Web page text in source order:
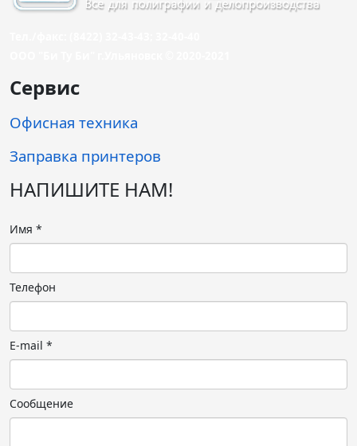
Сервис
Офисная техника
Заправка принтеров
НАПИШИТЕ НАМ!
Имя *
Телефон
E-mail *
Сообщение